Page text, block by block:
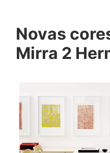
Novas
Mirra 2